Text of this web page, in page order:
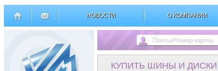
НОВОСТИ О КОМПАНИИ
КУПИТЬ ШИНЫ И ДИСКИ